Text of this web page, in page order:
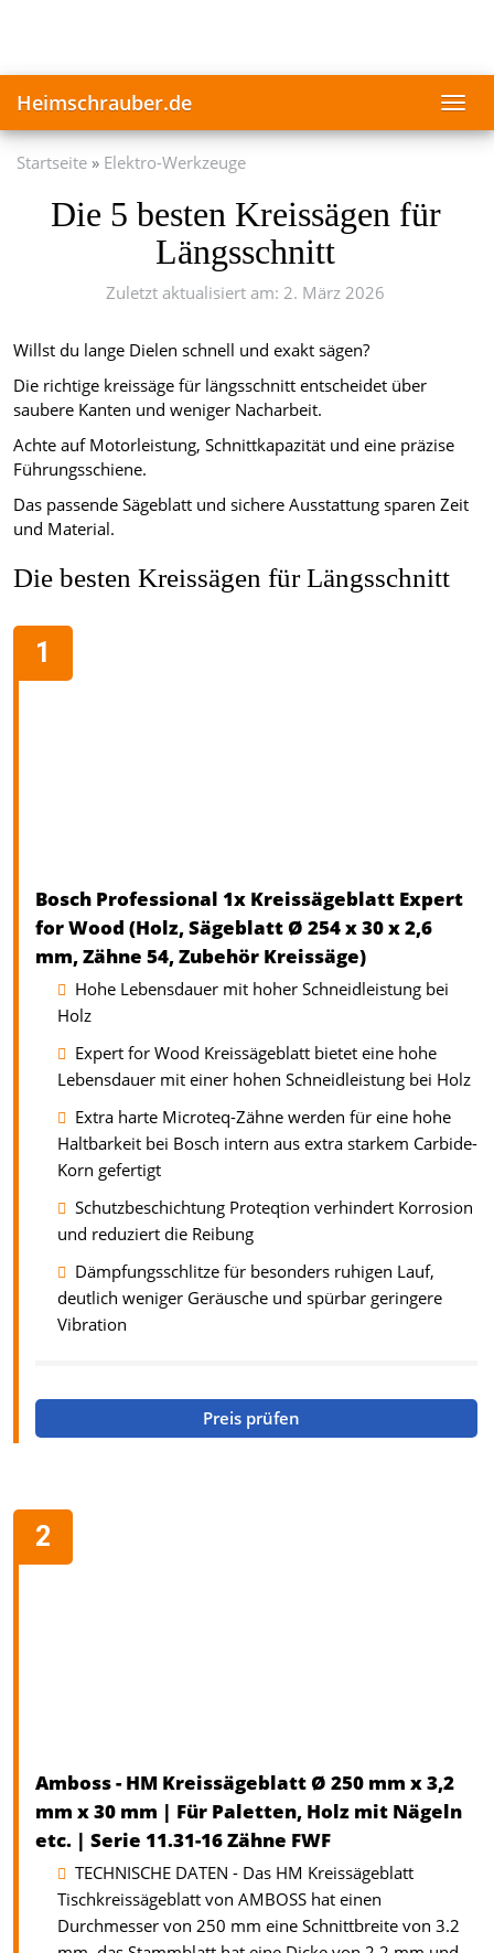
Heimschrauber.de
Startseite Elektro-Werkzeuge
Die 5 besten Kreissägen für
Längsschnitt
Zuletzt aktualisiert am: 2. März 2026
Willst du lange Dielen schnell und exakt sägen?
Die richtige kreissäge für längsschnitt entscheidet über
saubere Kanten und weniger Nacharbeit.
Achte auf Motorleistung, Schnittkapazität und eine präzise
Führungsschiene.
Das passende Sägeblatt und sichere Ausstattung sparen Zeit
und Material.
Die besten Kreissägen für Längsschnitt
Bosch Professional 1x Kreissägeblatt Expert
for Wood (Holz, Sägeblatt Ø 254 x 30 x 2,6
mm, Zähne 54, Zubehör Kreissäge)
Hohe Lebensdauer mit hoher Schneidleistung bei
Holz
Expert for Wood Kreissägeblatt bietet eine hohe
Lebensdauer mit einer hohen Schneidleistung bei Holz
Extra harte Microteq-Zähne werden für eine hohe
Haltbarkeit bei Bosch intern aus extra starkem Carbide-
Korn gefertigt
Schutzbeschichtung Proteqtion verhindert Korrosion
und reduziert die Reibung
Dämpfungsschlitze für besonders ruhigen Lauf,
deutlich weniger Geräusche und spürbar geringere
Vibration
Preis prüfen
Amboss - HM Kreissägeblatt Ø 250 mm x 3,2
mm x 30 mm | Für Paletten, Holz mit Nägeln
etc. | Serie 11.31-16 Zähne FWF
TECHNISCHE DATEN - Das HM Kreissägeblatt
Tischkreissägeblatt von AMBOSS hat einen
Durchmesser von 250 mm eine Schnittbreite von 3.2